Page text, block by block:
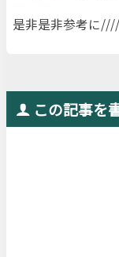
是非是非参考
この記事を